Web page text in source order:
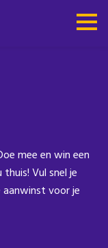
mee en win een
Vul snel je
aanwinst voor je